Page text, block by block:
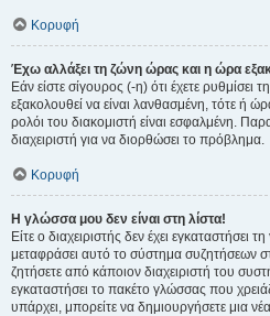
Κορυφή
Έχω αλλάξει τη ζώνη ώρας και η ώρα
Εάν είστε σίγουρος (-η) ότι έχετε
εξακολουθεί να είναι λανθασμένη, τότε ή
ρολόι του διακομιστή είναι εσφαλμένη.
διαχειριστή για να διορθώσει το πρόβλημα.
Κορυφή
Η γλώσσα μου δεν είναι στη λίστα!
Είτε ο διαχειριστής δεν έχει εγκαταστήσει
μεταφράσει αυτό το σύστημα συζητήσεων
ζητήσετε από κάποιον διαχειριστή του
εγκαταστήσει το πακέτο γλώσσας που
υπάρχει, μπορείτε να δημιουργήσετε μια